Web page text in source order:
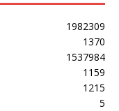
1982309
1370
1537984
1159
1215
5